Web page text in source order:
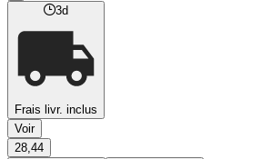
3d
Frais livr. inclus
Voir
28,44